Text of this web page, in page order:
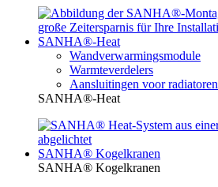
SANHA®-Heat
Wandverwarmingsmodule
Warmteverdelers
Aansluitingen voor radiatoren
SANHA®-Heat
SANHA® Kogelkranen
SANHA® Kogelkranen